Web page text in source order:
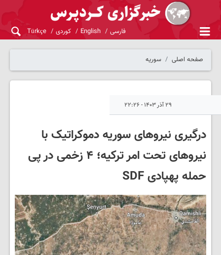
فارسی English کوردی Türkçe
صفحه اصلی سوریه
۲۹ آذر ۱۴۰۳ - ۲۲:۲۶
درگیری نیروهای سوریه دموکراتیک با
نیروهای تحت امر ترکیه؛ ۴ زخمی در پی
حمله پهپادی SDF